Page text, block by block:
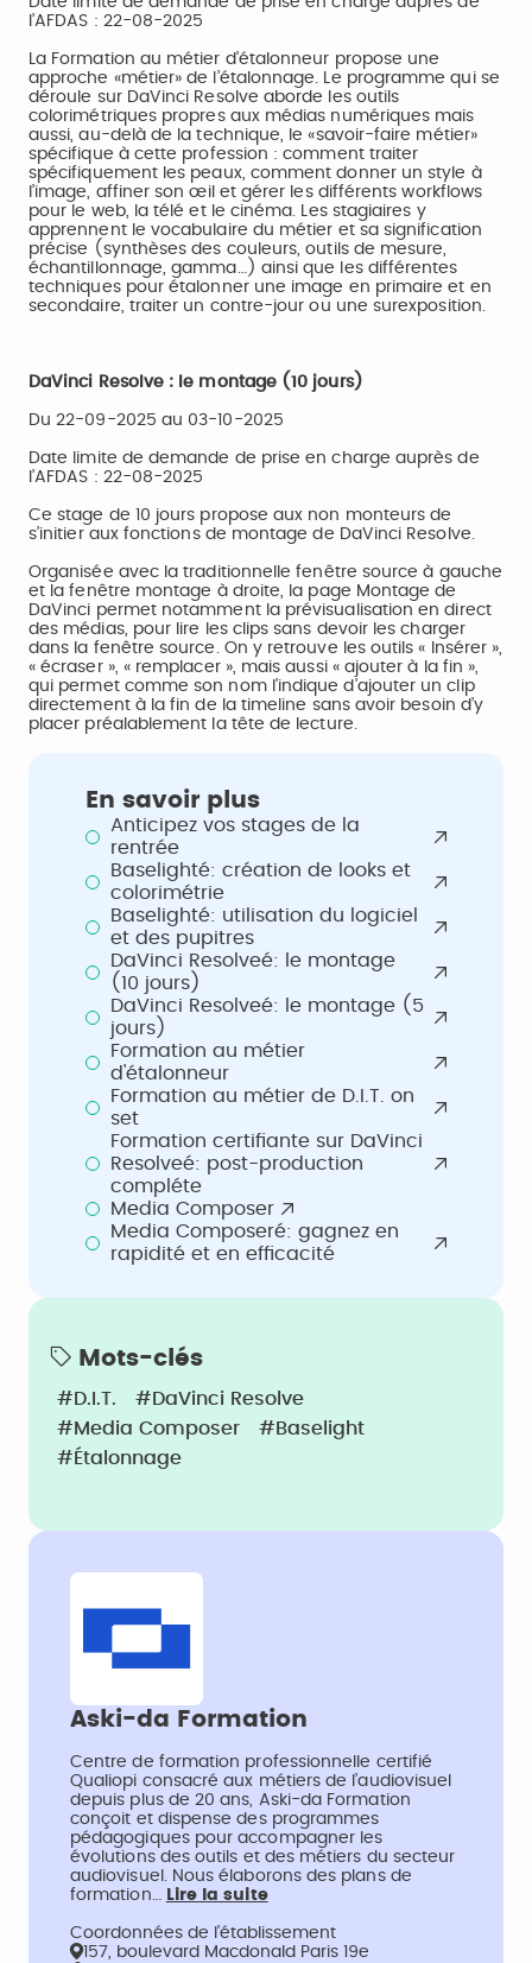
l’AFDAS : 22-08-2025
La Formation au métier d’étalonneur propose une
approche «métier» de l’étalonnage. Le programme qui se
déroule sur DaVinci Resolve aborde les outils
colorimétriques propres aux médias numériques mais
aussi, au-delà de la technique, le «savoir-faire métier»
spécifique à cette profession : comment traiter
spécifiquement les peaux, comment donner un style à
l’image, affiner son œil et gérer les différents workflows
pour le web, la télé et le cinéma. Les stagiaires y
apprennent le vocabulaire du métier et sa signification
précise (synthèses des couleurs, outils de mesure,
échantillonnage, gamma…) ainsi que les différentes
techniques pour étalonner une image en primaire et en
secondaire, traiter un contre-jour ou une surexposition.
DaVinci Resolve : le montage (10 jours)
Du 22-09-2025 au 03-10-2025
Date limite de demande de prise en charge auprès de
l’AFDAS : 22-08-2025
Ce stage de 10 jours propose aux non monteurs de
s’initier aux fonctions de montage de DaVinci Resolve.
Organisée avec la traditionnelle fenêtre source à gauche
et la fenêtre montage à droite, la page Montage de
DaVinci permet notamment la prévisualisation en direct
des médias, pour lire les clips sans devoir les charger
dans la fenêtre source. On y retrouve les outils « Insérer »,
« écraser », « remplacer », mais aussi « ajouter à la fin »,
qui permet comme son nom l’indique d’ajouter un clip
directement à la fin de la timeline sans avoir besoin d’y
placer préalablement la tête de lecture.
En savoir plus
Anticipez vos stages de la
rentrée
Baselighté: création de looks et
colorimétrie
Baselighté: utilisation du logiciel
et des pupitres
DaVinci Resolveé: le montage
(10 jours)
DaVinci Resolveé: le montage (5
jours)
Formation au métier
d'étalonneur
Formation au métier de D.I.T. on
set
Formation certifiante sur DaVinci
Resolveé: post-production
compléte
Media Composer
Media Composeré: gagnez en
rapidité et en efficacité
Mots-clés
#D.I.T.
#DaVinci Resolve
#Media Composer
#Baselight
#étalonnage
Aski-da Formation
Centre de formation professionnelle certifié
Qualiopi consacré aux métiers de l’audiovisuel
depuis plus de 20 ans, Aski-da Formation
conçoit et dispense des programmes
pédagogiques pour accompagner les
évolutions des outils et des métiers du secteur
audiovisuel. Nous élaborons des plans de
formation… Lire la suite
Coordonnées de l’établissement
157, boulevard Macdonald Paris 19e